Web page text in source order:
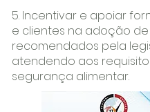
5. Incentivar e apoiar
e clientes na adoção
recomendados pela
atendendo aos
segurança alimentar.